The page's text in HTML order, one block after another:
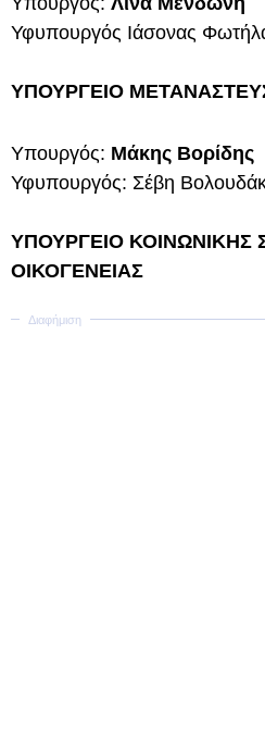
Υφυπουργός Ιάσονας
ΥΠΟΥΡΓΕΙΟ
Υπουργός: Μάκης Βορίδης
Υφυπουργός: Σέβη
ΥΠΟΥΡΓΕΙΟ ΚΟΙΝΩΝΙΚΗΣ
ΟΙΚΟΓΕΝΕΙΑΣ